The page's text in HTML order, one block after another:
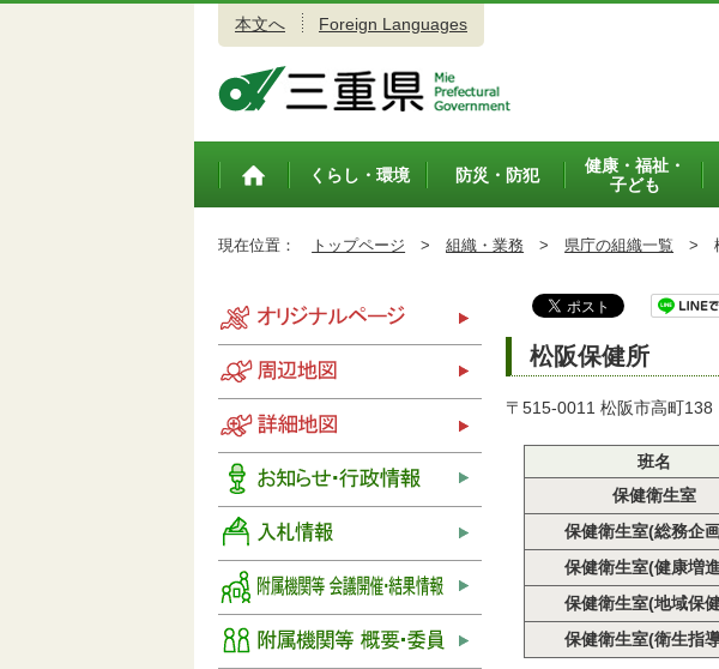
本文へ Foreign Languages
トップペ
くらし・環境 防災・防犯
健康・福祉・
子ども
現在位置： トップページ > 組織・業務 > 県庁の組織一覧 >
松阪保健所
〒515-0011 松阪市高町138
班名
保健衛生室
保健衛生室(総務企
保健衛生室(健康増
保健衛生室(地域保
保健衛生室(衛生指